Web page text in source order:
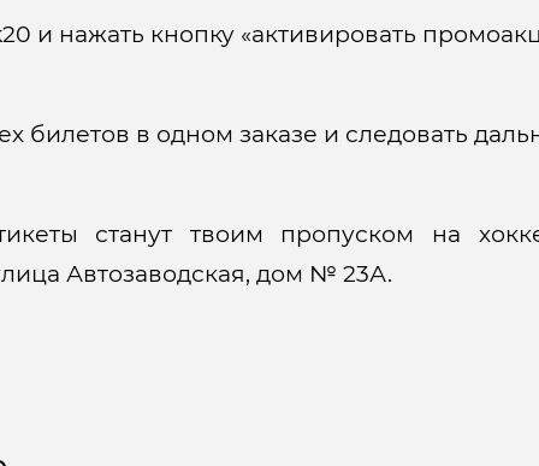
нажать кнопку «активировать
в одном заказе и следовать
станут твоим пропуском на
Автозаводская, дом № 23А.